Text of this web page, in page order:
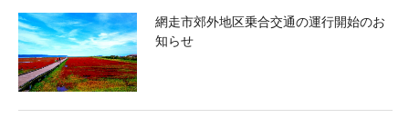
網走市郊外地区乗合交通の運行開始のお
知らせ